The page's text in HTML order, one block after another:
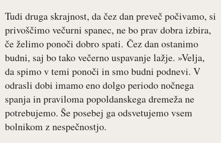
Tudi druga skrajnost, da čez dan preveč počivamo, si
privoščimo večurni spanec, ne bo prav dobra izbira,
če želimo ponoči dobro spati. Čez dan ostanimo
budni, saj bo tako večerno uspavanje lažje. »Velja,
da spimo v temi ponoči in smo budni podnevi. V
odrasli dobi imamo eno dolgo periodo nočnega
spanja in praviloma popoldanskega dremeža ne
potrebujemo. Še posebej ga odsvetujemo vsem
bolnikom z nespečnostjo.